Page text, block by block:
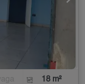
18 m²